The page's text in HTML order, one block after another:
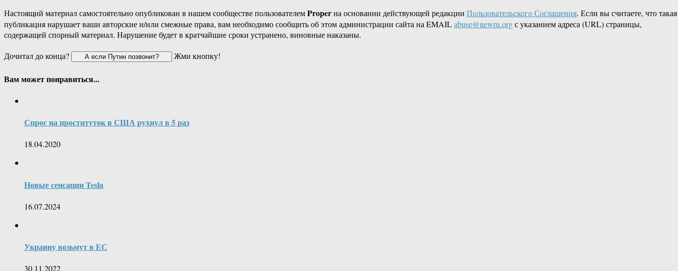
Настоящий материал самостоятельно опубликован в нашем сообществе пользователемProperна основании действующей редакции Пользовательского Соглашения. Если вы считаете, что такая
публикация нарушает ваши авторские и/или смежные права, вам необходимо сообщить об этом администрации сайта на EMAILabuse@newru.orgс указанием адреса (URL) страницы,
содержащей спорный материал. Нарушение будет в кратчайшие сроки устранено, виновные наказаны.
Дочитал до конца?
Жми кнопку!
Вам может понравиться...
Спрос на проституток в США рухнул в 5 раз
18.04.2020
Новые сенсации Tesla
16.07.2024
Украину возьмут в ЕС
30.11.2022